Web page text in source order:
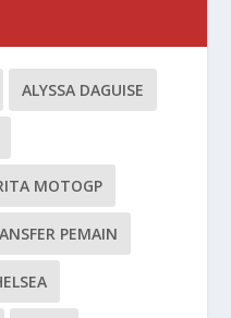
ALYSSA DAGUISE
MOTOGP
PEMAIN